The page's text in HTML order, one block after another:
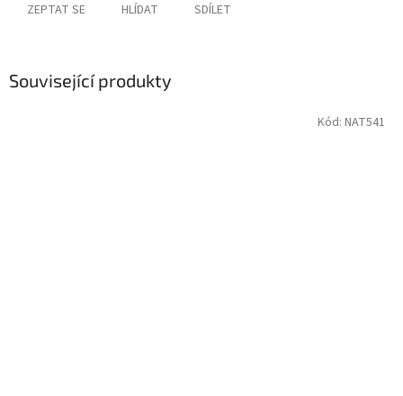
ZEPTAT SE HLÍDAT SDÍLET
Související produkty
Kód: NAT541